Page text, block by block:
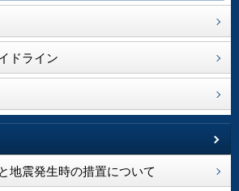
ドライン
地震発生時の措置について